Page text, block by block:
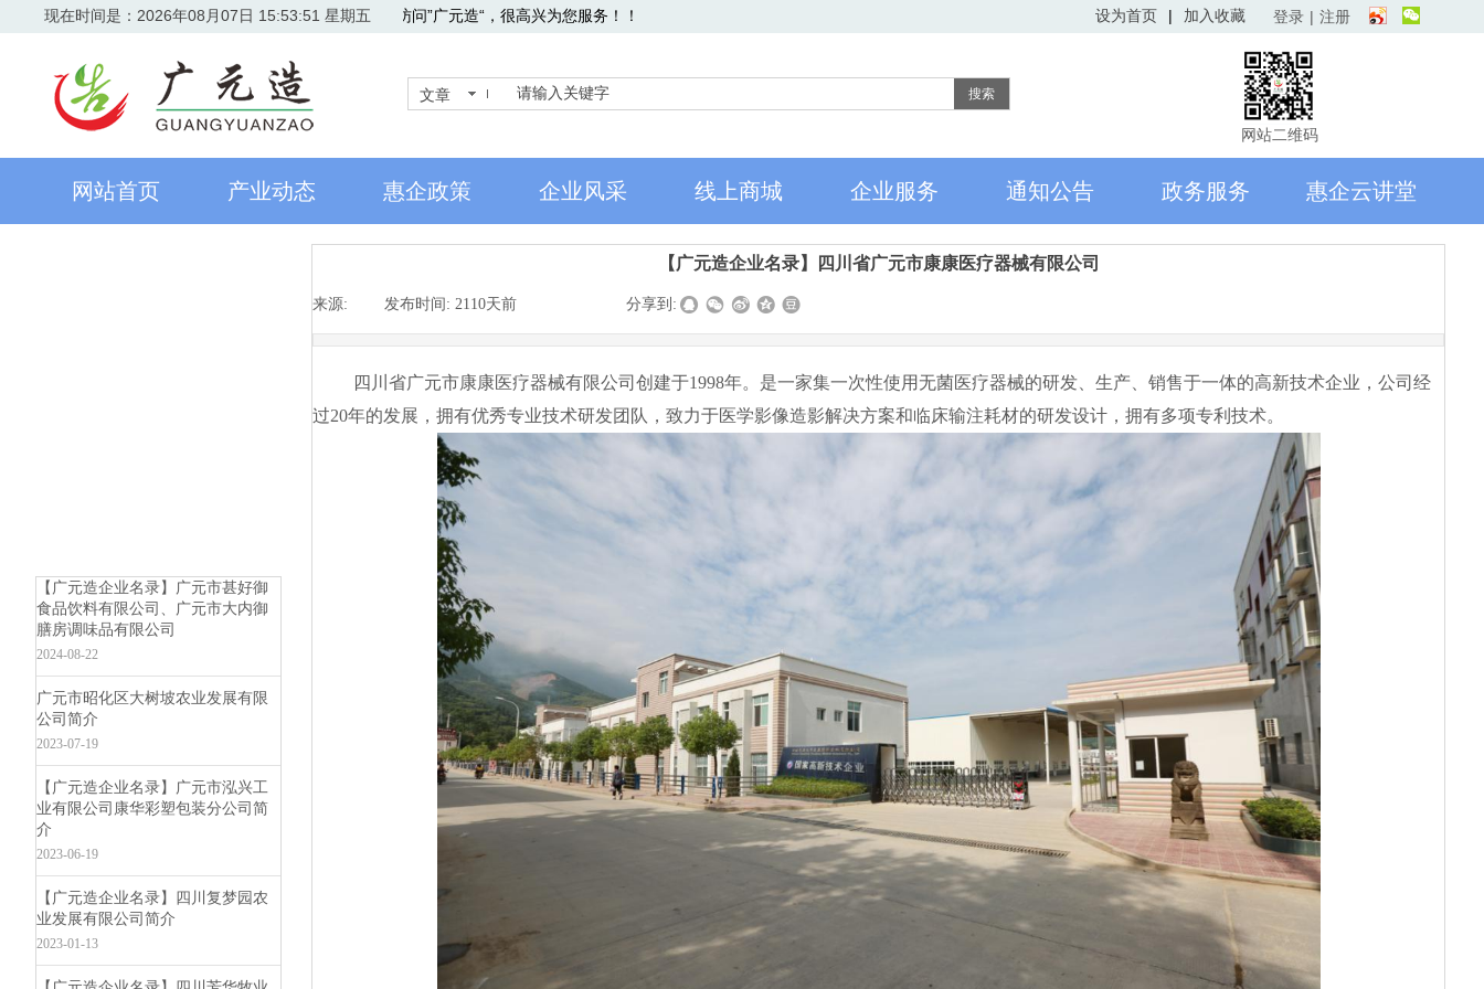
设为首页 | 加入收藏
欢迎访问”广元造“，很高兴为您服务！！ 欢迎访问”广元造“，很高兴为您服务！！
登录 | 注册
现在时间是：2026年08月07日 15:53:51 星期五
网站二维码
文章 搜索
网站首页 产业动态 惠企政策 企业风采 线上商城 企业服务 通知公告 政务服务 惠企云讲堂
【广元造企业名录】四川省广元市康康医疗器械有限公司
来源: 发布时间: 2110天前 分享到:
四川省广元市康康医疗器械有限公司创建于1998年。是一家集一次性使用无菌医疗器械的研发、生产、销售于一体的高新技术企业，公司经
过20年的发展，拥有优秀专业技术研发团队，致力于医学影像造影解决方案和临床输注耗材的研发设计，拥有多项专利技术。
【广元造企业名录】广元市甚好御
食品饮料有限公司、广元市大内御
膳房调味品有限公司
2024-08-22
广元市昭化区大树坡农业发展有限
公司简介
2023-07-19
【广元造企业名录】广元市泓兴工
业有限公司康华彩塑包装分公司简
介
2023-06-19
【广元造企业名录】四川复梦园农
业发展有限公司简介
2023-01-13